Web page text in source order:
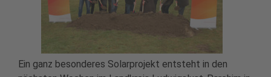
Ein ganz besonderes Solarprojekt entsteht in den